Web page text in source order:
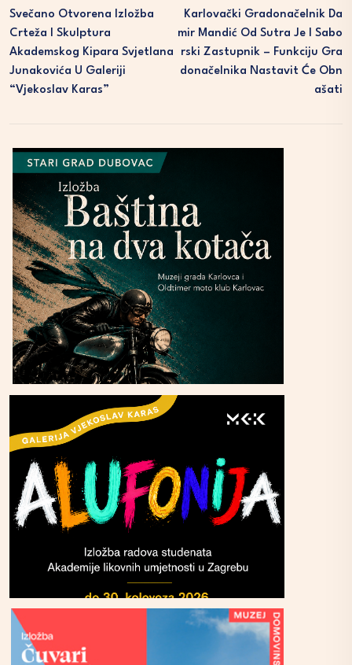
Svečano Otvorena Izložba
Crteža I Skulptura
Akademskog Kipara Svjetlana
Junakovića U Galeriji
“Vjekoslav Karas”
Karlovački Gradonačelnik Da
Mir Mandić Od Sutra Je I Sabo
Rski Zastupnik – Funkciju Gra
Donačelnika Nastavit Će Obn
Ašati